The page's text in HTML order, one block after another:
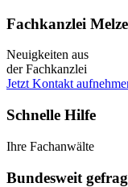
Fachkanzlei
Neuigkeiten aus
der Fachkanzlei
Jetzt Kontakt
Schnelle Hilfe
Ihre Fachanwälte
Bundesweit